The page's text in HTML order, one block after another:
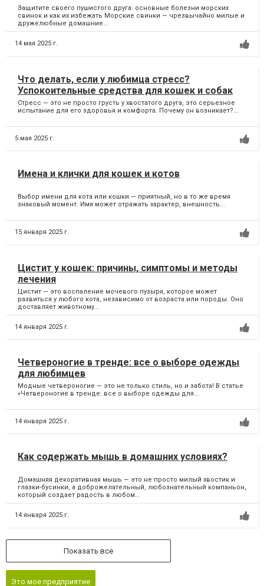
Защитите своего пушистого друга: основные болезни морских
свинок и как их избежать Морские свинки — чрезвычайно милые и
дружелюбные домашние...
14 мая 2025 г.
Что делать, если у любимца стресс?
Успокоительные средства для кошек и собак
Стресс — это не просто грусть у хвостатого друга, это серьезное
испытание для его здоровья и комфорта. Почему он возникает?...
5 мая 2025 г.
Имена и клички для кошек и котов
Выбор имени для кота или кошки — приятный, но в то же время
знаковый момент. Имя может отражать характер, внешность...
15 января 2025 г.
Цистит у кошек: причины, симптомы и методы
лечения
Цистит — это воспаление мочевого пузыря, которое может
развиться у любого кота, независимо от возраста или породы. Оно
доставляет животному...
14 января 2025 г.
Четвероногие в тренде: все о выборе одежды
для любимцев
Модные четвероногие — это не только стиль, но и забота! В статье
«Четвероногие в тренде: все о выборе одежды для...
14 января 2025 г.
Как содержать мышь в домашних условиях?
Домашняя декоративная мышь — это не просто милый хвостик и
глазки-бусинки, а доброжелательный, любознательный компаньон,
который создает радость в любом...
14 января 2025 г.
Показать все
Это мое предприятие